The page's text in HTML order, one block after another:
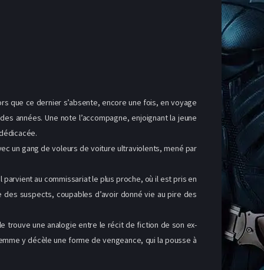
que ce dernier s’absente, encore une fois, en voyage
années. Une note l’accompagne, enjoignant la jeune
un gang de voleurs de voiture ultraviolents, mené par
parvient au commissariat le plus proche, où il est pris en
suspects, coupables d’avoir donné vie au pire des
trouve une analogie entre le récit de fiction de son ex-
y décèle une forme de vengeance, qui la pousse à